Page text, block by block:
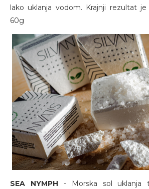
lako uklanja vodom. Krajnji rezultat
60g
SEA NYMPH - Morska sol uklanja